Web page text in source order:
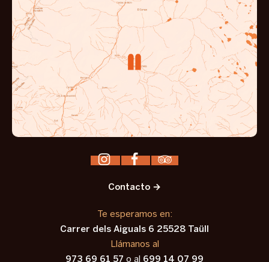
Contacto →
Te esperamos en:
Carrer dels Aiguals 6 25528 Taüll
Llámanos al
973 69 61 57 o al 699 14 07 99